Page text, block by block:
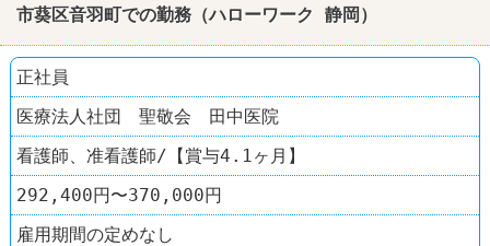
市葵区音羽町での勤務（ハローワーク 静岡 ）
正社員
医療法人社団 聖敬会 田中医院
看護師、准看護師/【賞与4.1ヶ月】
292,400円〜370,000円
雇用期間の定めなし